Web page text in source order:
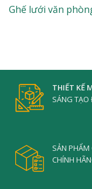
Ghế lưới văn
THIẾT KẾ
SÁNG TẠO
SẢN PHẨM
CHÍNH